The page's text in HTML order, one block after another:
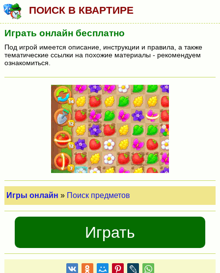
ПОИСК В КВАРТИРЕ
Играть онлайн бесплатно
Под игрой имеется описание, инструкции и правила, а также
тематические ссылки на похожие материалы - рекомендуем
ознакомиться.
Игры онлайн » Поиск предметов
Играть